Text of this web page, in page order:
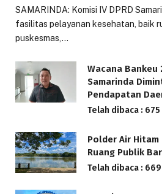
SAMARINDA: Komisi IV DPRD
fasilitas pelayanan kesehatan, baik
puskesmas,…
Wacana Bankeu
Samarinda
Pendapatan
Telah dibaca : 675
Polder Air
Ruang Publik
Telah dibaca :